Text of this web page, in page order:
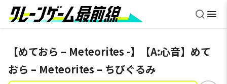
【めておら – Meteorites -】【A:心音】めて
おら – Meteorites – ちびぐるみ